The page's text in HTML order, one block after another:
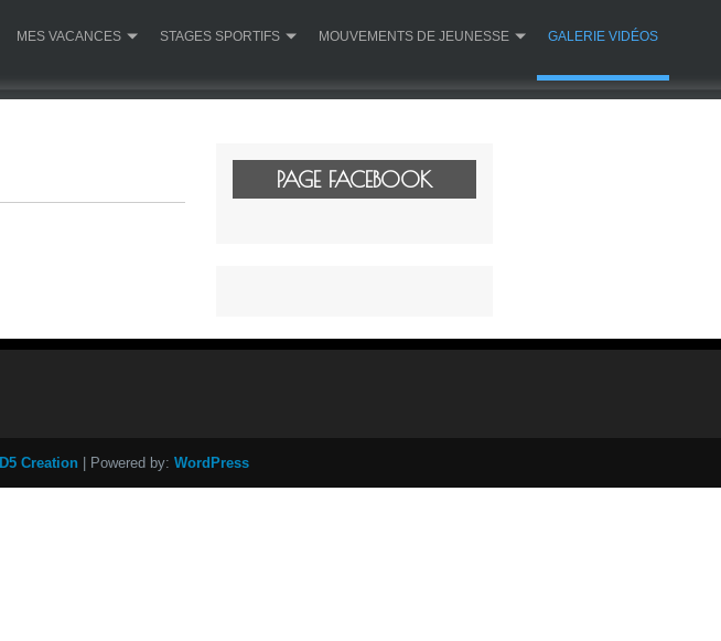
MES VACANCES STAGES SPORTIFS MOUVEMENTS DE JEUNESSE GALERIE VIDÉOS
PAGE FACEBOOK
D5 Creation| Powered by: WordPress